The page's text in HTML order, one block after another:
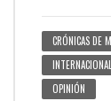
CRÓNICAS DE
INTERNACIONAL
OPINIÓN